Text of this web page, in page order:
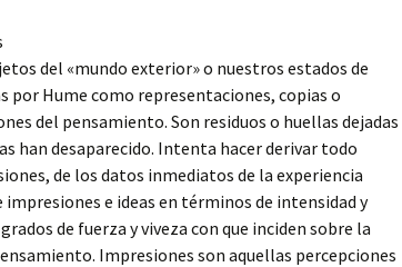
del «mundo exterior» o nuestros estados de
por Hume como representaciones, copias o
del pensamiento. Son residuos o huellas dejadas
han desaparecido. Intenta hacer derivar todo
de los datos inmediatos de la experiencia
e ideas en términos de intensidad y
de fuerza y viveza con que inciden sobre la
Impresiones son aquellas percepciones